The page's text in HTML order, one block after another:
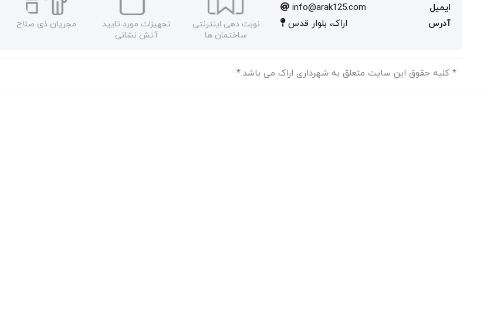
ایمیل
info@arak125.com
آدرس
اراک، بلوار قدس
نوبت دهی اینترنتی
ساختمان ها
تجهیزات مورد تایید
آتش نشانی
مجریان ذی صلاح
* کلیه حقوق این سایت متعلق به شهرداری اراک می باشد.*